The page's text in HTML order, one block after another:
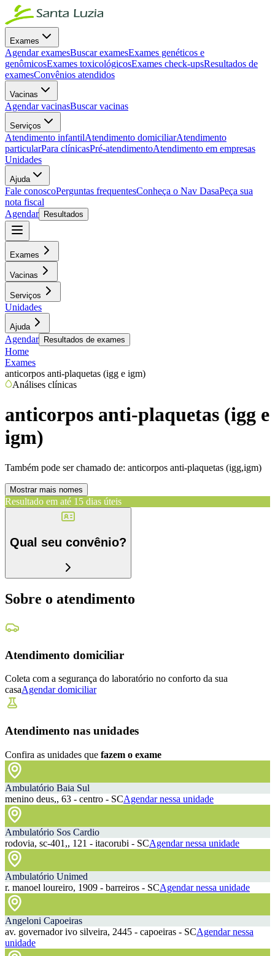
Exames
Agendar examesBuscar examesExames genéticos e
genômicosExames toxicológicosExames check-upsResultados de
examesConvênios atendidos
Vacinas
Agendar vacinasBuscar vacinas
Serviços
Atendimento infantilAtendimento domiciliarAtendimento
particularPara clínicasPré-atendimentoAtendimento em empresas
Unidades
Ajuda
Fale conoscoPerguntas frequentesConheça o Nav DasaPeça sua
nota fiscal
Agendar
Resultados
Exames
Vacinas
Serviços
Unidades
Ajuda
Agendar Resultados de exames
Home
Exames
anticorpos anti-plaquetas (igg e igm)
Análises clínicas
anticorpos anti-plaquetas (igg e
igm)
Também pode ser chamado de: anticorpos anti-plaquetas (igg,igm)
Mostrar mais nomes
Resultado em até 15 dias úteis
Qual seu convênio?
Sobre o atendimento
Atendimento domiciliar
Coleta com a segurança do laboratório no conforto da sua
casaAgendar domiciliar
Atendimento nas unidades
Confira as unidades que fazem o exame
Ambulatório Baia Sul
menino deus,, 63 - centro - SCAgendar nessa unidade
Ambulatório Sos Cardio
rodovia, sc-401,, 121 - itacorubi - SCAgendar nessa unidade
Ambulatório Unimed
r. manoel loureiro, 1909 - barreiros - SCAgendar nessa unidade
Angeloni Capoeiras
av. governador ivo silveira, 2445 - capoeiras - SCAgendar nessa
unidade